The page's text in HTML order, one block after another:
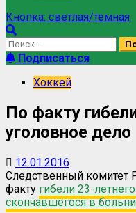
Кнопка: светлая/темная
Подписаться
Хоккей
По факту
уголовное дело
12.01.2016
Следственный комитет
факту гибели 23-
скончавшегося в